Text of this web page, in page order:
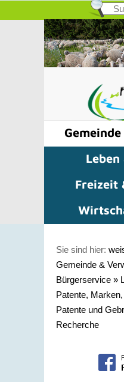
Leben
Freizeit
Sie sind hier:
Gemeinde &
Bürgerservice »
Patente,
Patente und
Recherche